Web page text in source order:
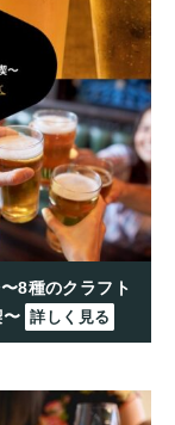
8種のクラフト
〜 詳しく見る